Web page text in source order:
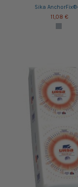
Sika
11,08 €